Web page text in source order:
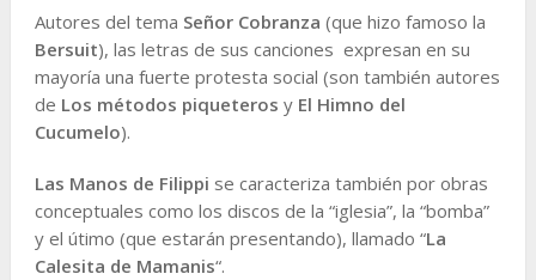
Autores del tema Señor Cobranza (que hizo famoso la
Bersuit), las letras de sus canciones expresan en su
mayoría una fuerte protesta social (son también autores
de Los métodos piqueteros y El Himno del
Cucumelo).
Las Manos de Filippi se caracteriza también por obras
conceptuales como los discos de la “iglesia”, la “bomba”
y el útimo (que estarán presentando), llamado “La
Calesita de Mamanis“.